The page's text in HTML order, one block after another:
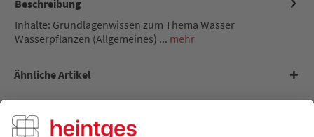
Beschreibung
Inhalte: Grundlagenwissen zum Thema Wasser
Wasserpflanzen (Allgemeines) ... mehr
Ähnliche Artikel